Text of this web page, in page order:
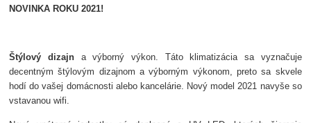
NOVINKA ROKU 2021!
Štýlový dizajna výborný výkon. Táto klimatizácia sa vyznačuje
decentným štýlovým dizajnom a výborným výkonom, preto sa skvele
hodí do vašej domácnosti alebo kancelárie. Nový model 2021 navyše so
vstavanou wifi.